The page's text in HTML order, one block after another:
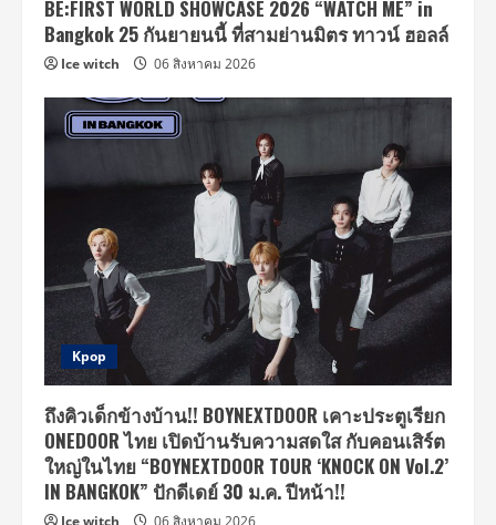
BE:FIRST WORLD SHOWCASE 2026 “WATCH ME” in
Bangkok 25 กันยายนนี้ ที่สามย่านมิตร ทาวน์ ฮอลล์
Ice witch 06 สิงหาคม 2026
Kpop
ถึงคิวเด็กข้างบ้าน!! BOYNEXTDOOR เคาะประตูเรียก
ONEDOOR ไทย เปิดบ้านรับความสดใส กับคอนเสิร์ต
ใหญ่ในไทย “BOYNEXTDOOR TOUR ‘KNOCK ON Vol.2’
IN BANGKOK” ปักดีเดย์ 30 ม.ค. ปีหน้า!!
Ice witch 06 สิงหาคม 2026